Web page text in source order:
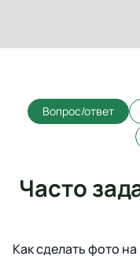
Вопрос/ответ
Часто
Как сделать фото